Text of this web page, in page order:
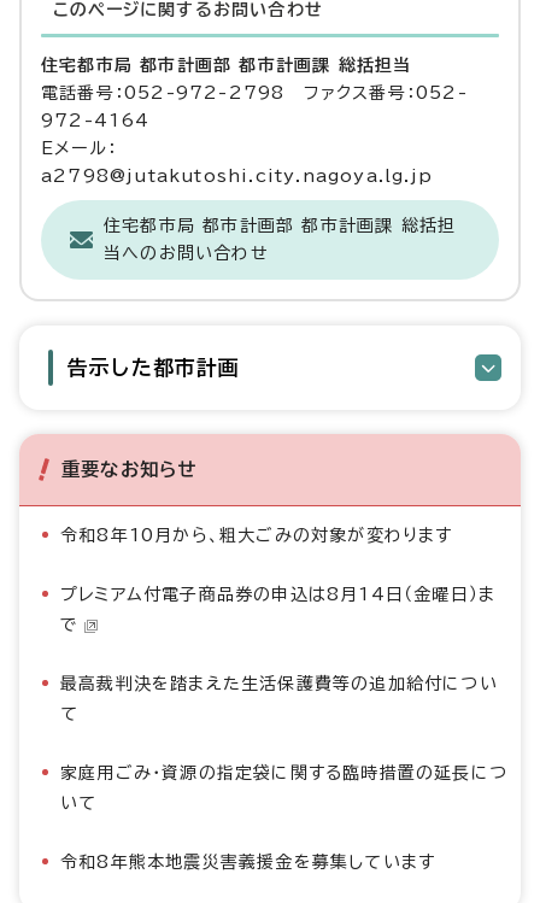
このページに関する お問い合わせ
住宅都市局 都市計画部 都市計画課 総括担当
電話番号：052-972-2798 ファクス番号：052-
972-4164
Eメール：
a2798@jutakutoshi.city.nagoya.lg.jp
住宅都市局 都市計画部 都市計画課 総括担
当へのお問い合わせ
告示した都市計画
重要なお知らせ
令和8年10月から、粗大ごみの対象が変わります
プレミアム付電子商品券の申込は8月14日（金曜日）ま
で
最高裁判決を踏まえた生活保護費等の追加給付につい
て
家庭用ごみ・資源の指定袋に関する臨時措置の延長につ
いて
令和8年熊本地震災害義援金を募集しています